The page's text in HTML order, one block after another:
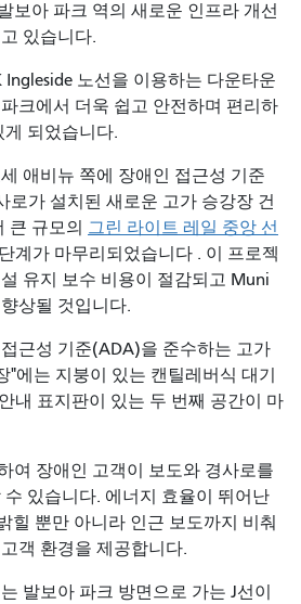
보아 파크 역의 새로운 인프라 개선
있습니다.
Ingleside 노선을 이용하는 다운타운
크에서 더욱 쉽고 안전하며 편리하
되었습니다.
애비뉴 쪽에 장애인 접근성 기준
로가 설치된 새로운 고가 승강장 건
큰 규모의 그린 라이트 레일 중앙 선
계가 마무리되었습니다 . 이 프로젝
유지 보수 비용이 절감되고 Muni
상될 것입니다.
근성 기준(ADA)을 준수하는 고가
"에는 지붕이 있는 캔틸레버식 대기
내 표지판이 있는 두 번째 공간이 마
여 장애인 고객이 보도와 경사로를
있습니다. 에너지 효율이 뛰어난
힐 뿐만 아니라 인근 보도까지 비춰
객 환경을 제공합니다.
발보아 파크 방면으로 가는 J선이